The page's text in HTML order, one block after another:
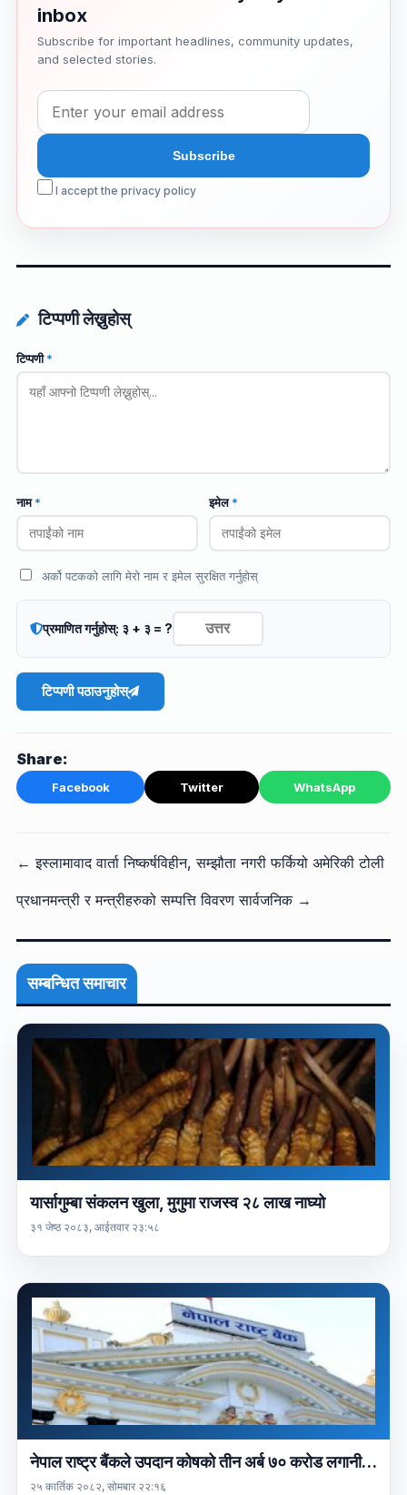
inbox
Subscribe for important headlines, community updates,
and selected stories.
I accept the privacy policy
टिप्पणी लेख्नुहोस्
टिप्पणी*
नाम* इमेल*
अर्को पटकको लागि मेरो नाम र इमेल सुरक्षित गर्नुहोस्
प्रमाणित गर्नुहोस्: ३ + ३ = ?
टिप्पणी पठाउनुहोस्
Share:
Facebook Twitter WhatsApp
← इस्लामावाद वार्ता निष्कर्षविहीन, सम्झौता नगरी फर्कियो अमेरिकी टोली
प्रधानमन्त्री र मन्त्रीहरुको सम्पत्ति विवरण सार्वजनिक →
सम्बन्धित समाचार
यार्सागुम्बा संकलन खुला, मुगुमा राजस्व २८ लाख नाघ्यो
३१ जेष्ठ २०८३, आईतवार २३:५८
नेपाल राष्ट्र बैंकले उपदान कोषको तीन अर्ब ७० करोड लगानी…
२५ कार्तिक २०८२, सोमबार २२:१६